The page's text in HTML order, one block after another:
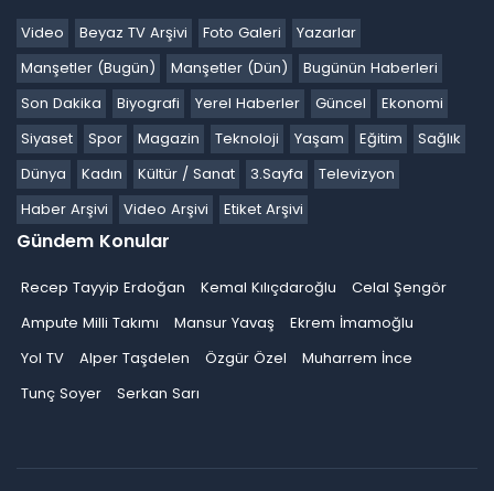
Video Beyaz TV Arşivi Foto Galeri
Yazarlar
Manşetler (Bugün)
Manşetler (Dün)
Bugünün Haberleri
Son Dakika
Biyografi Yerel Haberler Güncel
Ekonomi
Siyaset
Spor Magazin Teknoloji Yaşam Eğitim
Sağlık
Dünya
Kadın Kültür / Sanat 3.Sayfa
Televizyon
Haber Arşivi
Video Arşivi Etiket Arşivi
Gündem Konular
Recep Tayyip Erdoğan Kemal Kılıçdaroğlu
Celal Şengör
Ampute Milli Takımı
Mansur Yavaş
Ekrem İmamoğlu
Yol TV
Alper Taşdelen Özgür Özel
Muharrem İnce
Tunç Soyer
Serkan Sarı